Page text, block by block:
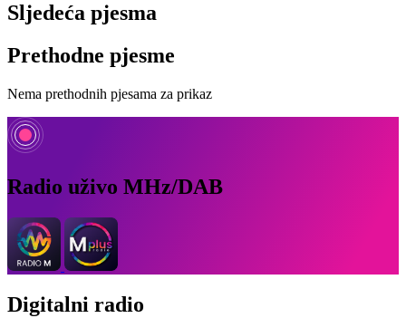
Sljedeća pjesma
Prethodne pjesme
Nema prethodnih pjesama za prikaz
Radio uživo MHz/DAB
Digitalni radio